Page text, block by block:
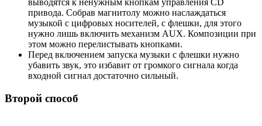
привода. Собрав магнитолу можно наслаждаться
музыкой с цифровых носителей, с флешки, для этого
нужно лишь включить механизм AUX. Композиции при
этом можно перелистывать кнопками.
Перед включением запуска музыки с флешки нужно
убавить звук, это избавит от громкого сигнала когда
входной сигнал достаточно сильный.
Второй способ